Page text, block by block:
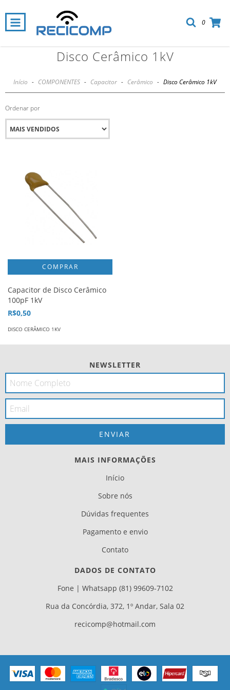
0
Disco Cerâmico 1kV
Início - COMPONENTES - Capacitor - Cerâmico - Disco Cerâmico 1kV
Ordenar por
Capacitor de Disco Cerâmico
100pF 1kV
R$0,50
DISCO CERÂMICO 1KV
NEWSLETTER
MAIS INFORMAÇÕES
Início
Sobre nós
Dúvidas frequentes
Pagamento e envio
Contato
DADOS DE CONTATO
Fone | Whatsapp (81) 99609-7102
Rua da Concórdia, 372, 1º Andar, Sala 02
recicomp@hotmail.com